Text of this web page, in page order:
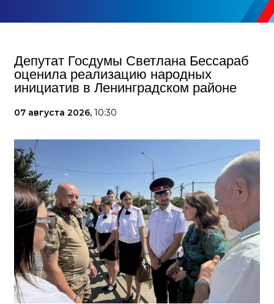
Депутат Госдумы Светлана Бессараб
оценила реализацию народных
инициатив в Ленинградском районе
07 августа 2026, 10:30